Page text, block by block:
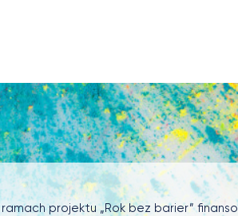
projektu „Rok bez barier”